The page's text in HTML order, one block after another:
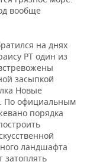
вообще
на днях
РТ один из
засыпкой
Новые
По официальным
порядка
ландшафта
затоплять